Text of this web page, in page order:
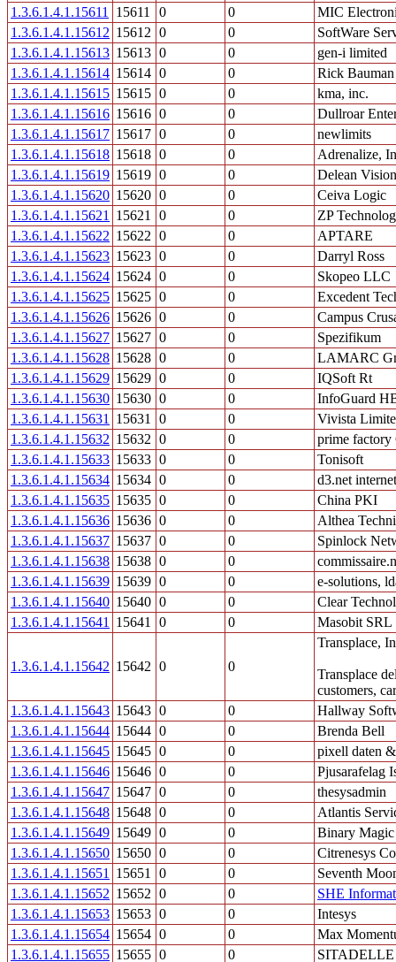
1.3.6.1.4.1.15611
15611 0 0
MIC
1.3.6.1.4.1.15612 15612 0 0
SoftWare
1.3.6.1.4.1.15613 15613 0 0
gen-i limited
1.3.6.1.4.1.15614 15614 0 0
Rick
1.3.6.1.4.1.15615 15615 0 0
kma, inc.
1.3.6.1.4.1.15616 15616 0 0
Dullroar
1.3.6.1.4.1.15617 15617 0 0
newlimits
1.3.6.1.4.1.15618 15618 0 0
Adrenalize,
1.3.6.1.4.1.15619 15619 0 0
Delean Vision
1.3.6.1.4.1.15620 15620 0 0
Ceiva Logic
1.3.6.1.4.1.15621
15621 0 0
ZP
1.3.6.1.4.1.15622 15622 0 0
APTARE
1.3.6.1.4.1.15623 15623 0 0
Darryl Ross
1.3.6.1.4.1.15624 15624 0 0
Skopeo LLC
1.3.6.1.4.1.15625 15625 0 0
Excedent
1.3.6.1.4.1.15626 15626 0 0
Campus
1.3.6.1.4.1.15627 15627 0 0
Spezifikum
1.3.6.1.4.1.15628 15628 0 0
LAMARC
1.3.6.1.4.1.15629 15629 0 0
IQSoft Rt
1.3.6.1.4.1.15630 15630 0 0
InfoGuard
1.3.6.1.4.1.15631
15631 0 0
Vivista
1.3.6.1.4.1.15632 15632 0 0
prime
1.3.6.1.4.1.15633 15633 0 0
Tonisoft
1.3.6.1.4.1.15634 15634 0 0
d3.net
1.3.6.1.4.1.15635 15635 0 0
China PKI
1.3.6.1.4.1.15636 15636 0 0
Althea
1.3.6.1.4.1.15637 15637 0 0
Spinlock
1.3.6.1.4.1.15638 15638 0 0
1.3.6.1.4.1.15639 15639 0 0
e-solutions,
1.3.6.1.4.1.15640 15640 0 0
Clear
1.3.6.1.4.1.15641
15641 0 0 Masobit SRL
1.3.6.1.4.1.15642 15642 0 0
Transplace,
Transplace
customers,
1.3.6.1.4.1.15643 15643 0 0
Hallway
1.3.6.1.4.1.15644 15644 0 0
Brenda Bell
1.3.6.1.4.1.15645 15645 0 0
pixell daten
1.3.6.1.4.1.15646 15646 0 0
Pjusarafelag
1.3.6.1.4.1.15647 15647 0 0
thesysadmin
1.3.6.1.4.1.15648 15648 0 0
Atlantis
1.3.6.1.4.1.15649 15649 0 0
Binary Magic
1.3.6.1.4.1.15650 15650 0 0
Citrenesys
1.3.6.1.4.1.15651
15651 0 0
Seventh
1.3.6.1.4.1.15652 15652 0 0
SHE
1.3.6.1.4.1.15653 15653 0 0
Intesys
1.3.6.1.4.1.15654 15654 0 0
Max
1.3.6.1.4.1.15655 15655 0 0 SITADELLE